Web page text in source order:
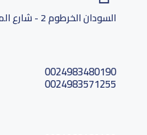
السودان الخرطوم 2 - شارع المفتى - غرب مسجد الاحمدي
0024983480190
0024983571255